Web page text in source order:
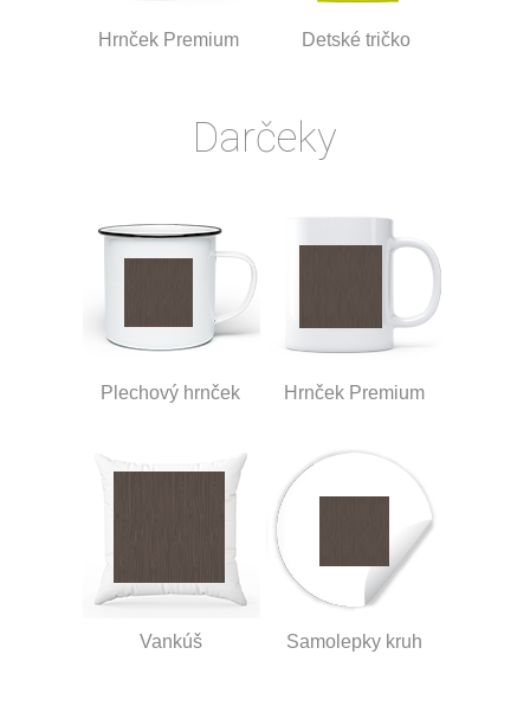
Hrnček Premium Detské tričko
Darčeky
Plechový hrnček Hrnček Premium
Vankúš Samolepky kruh